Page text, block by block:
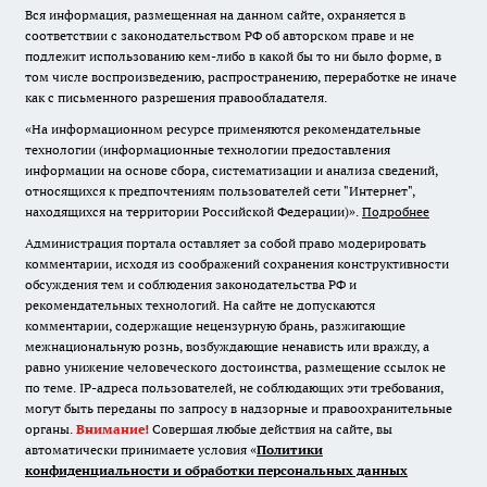
Вся информация, размещенная на данном сайте, охраняется в
соответствии с законодательством РФ об авторском праве и не
подлежит использованию кем-либо в какой бы то ни было форме, в
том числе воспроизведению, распространению, переработке не иначе
как с письменного разрешения правообладателя.
«На информационном ресурсе применяются рекомендательные
технологии (информационные технологии предоставления
информации на основе сбора, систематизации и анализа сведений,
относящихся к предпочтениям пользователей сети "Интернет",
находящихся на территории Российской Федерации)». Подробнее
Администрация портала оставляет за собой право модерировать
комментарии, исходя из соображений сохранения конструктивности
обсуждения тем и соблюдения законодательства РФ и
рекомендательных технологий. На сайте не допускаются
комментарии, содержащие нецензурную брань, разжигающие
межнациональную рознь, возбуждающие ненависть или вражду, а
равно унижение человеческого достоинства, размещение ссылок не
по теме. IP-адреса пользователей, не соблюдающих эти требования,
могут быть переданы по запросу в надзорные и правоохранительные
органы. Внимание! Совершая любые действия на сайте, вы
автоматически принимаете условия «Политики
конфиденциальности и обработки персональных данных